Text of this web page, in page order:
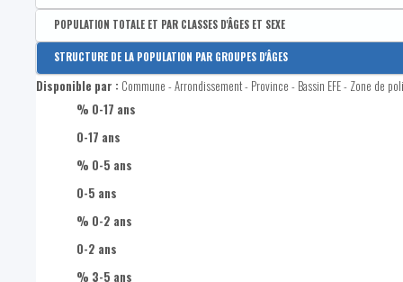
Disponible par :Commune - Arrondissement - Province - Bassin EFE - Zone de
Age moyen de la population
POPULATION TOTALE ET PAR CLASSES D'ÂGES ET SEXE
Disponible par :Commune - Arrondissement - Province - Bassin EFE - Zone de
Population totale
Nombre d'hommes
Nombre de femmes
Part d'hommes
Part de femmes
Hommes de 0-17 ans
Hommes de 18-24 ans
Hommes de 25-49 ans
STRUCTURE DE LA POPULATION PAR GROUPES D'ÂGES
Disponible par : Commune - Arrondissement - Province - Bassin EFE - Zone de
% 0-17 ans
0-17 ans
% 0-5 ans
0-5 ans
% 0-2 ans
0-2 ans
% 3-5 ans